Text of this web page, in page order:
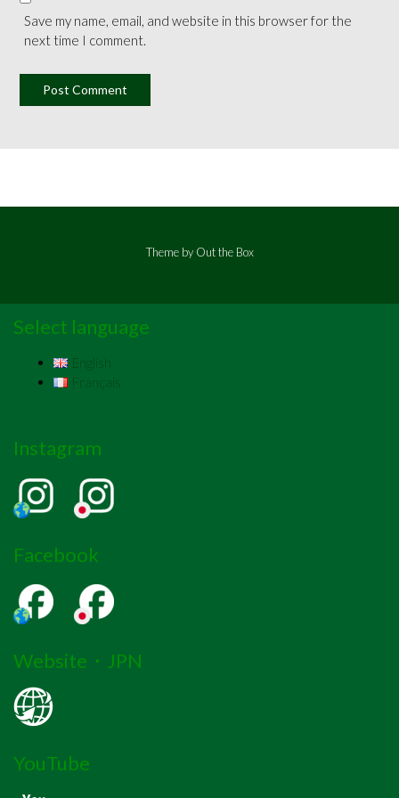
Save my name, email, and website in this browser for the
next time I comment.
Theme by Out the Box
Select language
English
Français
Instagram
Facebook
Website・JPN
YouTube